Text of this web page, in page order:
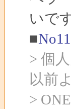
いで
■
> 個
以前
>